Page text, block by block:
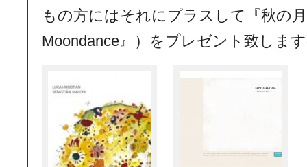
もの方にはそれにプラスして『秋の
Moondance』）をプレゼント致しま